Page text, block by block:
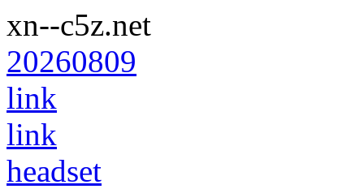
xn--c5z.net
20260809
link
link
headset